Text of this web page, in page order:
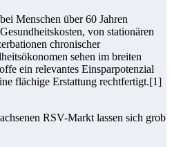
Menschen über 60 Jahren
von stationären
chronischer
sehen im breiten
ein relevantes Einsparpotenzial
flächige Erstattung rechtfertigt.[1]
RSV-Markt lassen sich grob